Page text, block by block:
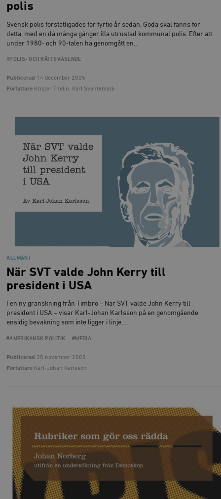
polis
Svensk polis förstatligades för fyrtio år sedan. Goda skäl fanns för
detta, med en då många gånger illa utrustad kommunal polis. Efter att
under 1980- och 90-talen ha genomgått en…
#POLIS- OCH RÄTTSVÄSENDE
Publicerad 14 december 2005
Författare Krister Thelin, Karl Svantemark
ALLMÄNT
När SVT valde John Kerry till
president i USA
I en ny granskning från Timbro – När SVT valde John Kerry till
president i USA – visar Karl-Johan Karlsson på en genomgående
ensidig bevakning som inte ligger i linje…
#AMERIKANSK POLITIK #MEDIA
Publicerad 25 november 2005
Författare Karl-Johan Karlsson